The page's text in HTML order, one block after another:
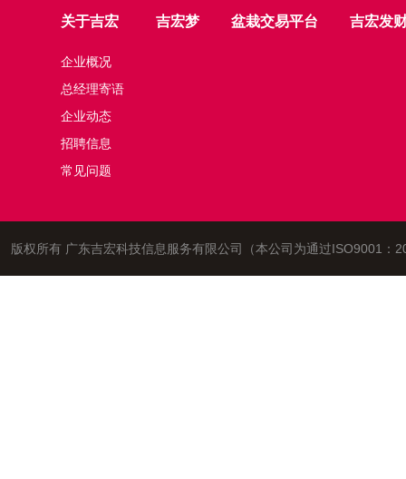
关于吉宏
企业概况
总经理寄语
企业动态
招聘信息
常见问题
吉宏梦 盆栽交易平台 吉宏发
版权所有 广东吉宏科技信息服务有限公司（本公司为通过ISO9001：